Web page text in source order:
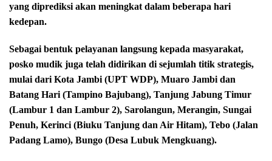
yang diprediksi akan meningkat dalam beberapa hari
kedepan.
Sebagai bentuk pelayanan langsung kepada masyarakat,
posko mudik juga telah didirikan di sejumlah titik strategis,
mulai dari Kota Jambi (UPT WDP), Muaro Jambi dan
Batang Hari (Tampino Bajubang), Tanjung Jabung Timur
(Lambur 1 dan Lambur 2), Sarolangun, Merangin, Sungai
Penuh, Kerinci (Biuku Tanjung dan Air Hitam), Tebo (Jalan
Padang Lamo), Bungo (Desa Lubuk Mengkuang).